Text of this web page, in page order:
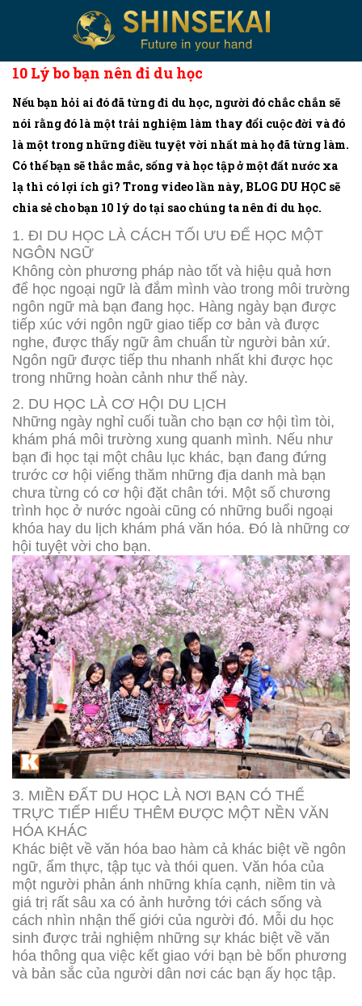
10 Lý bo bạn nên đi du học
Nếu bạn hỏi ai đó đã từng đi du học, người đó chắc chắn sẽ
nói rằng đó là một trải nghiệm làm thay đổi cuộc đời và đó
là một trong những điều tuyệt vời nhất mà họ đã từng làm.
Có thể bạn sẽ thắc mắc, sống và học tập ở một đất nước xa
lạ thì có lợi ích gì? Trong video lần này, BLOG DU HỌC sẽ
chia sẻ cho bạn 10 lý do tại sao chúng ta nên đi du học.
1. ĐI DU HỌC LÀ CÁCH TỐI ƯU ĐỂ HỌC MỘT
NGÔN NGỮ
Không còn phương pháp nào tốt và hiệu quả hơn
để học ngoại ngữ là đắm mình vào trong môi trường
ngôn ngữ mà bạn đang học. Hàng ngày bạn được
tiếp xúc với ngôn ngữ giao tiếp cơ bản và được
nghe, được thấy ngữ âm chuẩn từ người bản xứ.
Ngôn ngữ được tiếp thu nhanh nhất khi được học
trong những hoàn cảnh như thế này.
2. DU HỌC LÀ CƠ HỘI DU LỊCH
Những ngày nghỉ cuối tuần cho bạn cơ hội tìm tòi,
khám phá môi trường xung quanh mình. Nếu như
bạn đi học tại một châu lục khác, bạn đang đứng
trước cơ hội viếng thăm những địa danh mà bạn
chưa từng có cơ hội đặt chân tới. Một số chương
trình học ở nước ngoài cũng có những buổi ngoại
khóa hay du lịch khám phá văn hóa. Đó là những cơ
hội tuyệt vời cho bạn.
3. MIỀN ĐẤT DU HỌC LÀ NƠI BẠN CÓ THỂ
TRỰC TIẾP HIỂU THÊM ĐƯỢC MỘT NỀN VĂN
HÓA KHÁC
Khác biệt về văn hóa bao hàm cả khác biệt về ngôn
ngữ, ẩm thực, tập tục và thói quen. Văn hóa của
một người phản ánh những khía cạnh, niềm tin và
giá trị rất sâu xa có ảnh hưởng tới cách sống và
cách nhìn nhận thế giới của người đó. Mỗi du học
sinh được trải nghiệm những sự khác biệt về văn
hóa thông qua việc kết giao với bạn bè bốn phương
và bản sắc của người dân nơi các bạn ấy học tập.